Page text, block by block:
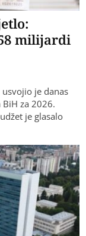
milijardi
je danas
za 2026.
je glasalo